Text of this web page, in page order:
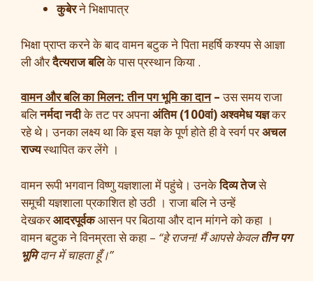
कुबेरने भिक्षापात्र
भिक्षा प्राप्त करने के बाद वामन बटुक ने पिता महर्षि कश्यप से आज्ञा
ली औरदैत्यराज बलिके पास प्रस्थान किया .
वामन और बलि का मिलन: तीन पग भूमि का दान–उस समय राजा
बलिनर्मदा नदीके तट पर अपनाअंतिम (100वां) अश्वमेध यज्ञकर
रहे थे। उनका लक्ष्य था कि इस यज्ञ के पूर्ण होते ही वे स्वर्ग परअचल
राज्यस्थापित कर लेंगे ।
वामन रूपी भगवान विष्णु यज्ञशाला में पहुंचे। उनकेदिव्य तेजसे
समूची यज्ञशाला प्रकाशित हो उठी । राजा बलि ने उन्हें
देखकरआदरपूर्वकआसन पर बिठाया और दान मांगने को कहा ।
वामन बटुक ने विनम्रता से कहा – “हे राजन! मैं आपसे केवलतीन पग
भूमिदान में चाहता हूँ।”